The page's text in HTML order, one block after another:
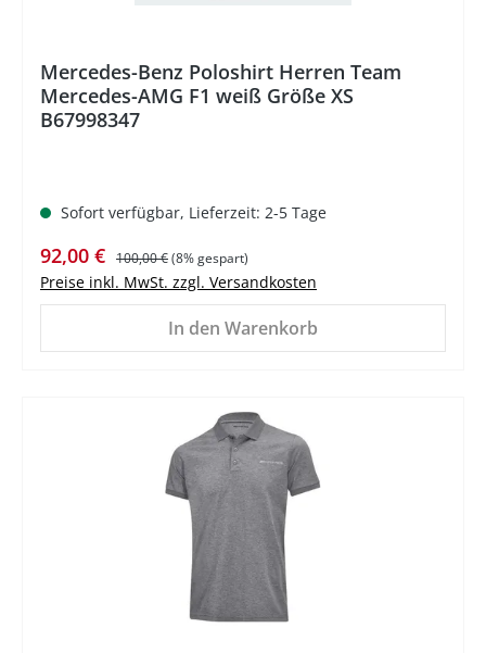
Mercedes-Benz Poloshirt Herren Team
Mercedes-AMG F1 weiß Größe XS
B67998347
Sofort verfügbar, Lieferzeit: 2-5 Tage
Verkaufspreis:
92,00 € Regulärer Preis:
100,00 €(8% gespart)
Preise inkl. MwSt. zzgl. Versandkosten
In den Warenkorb